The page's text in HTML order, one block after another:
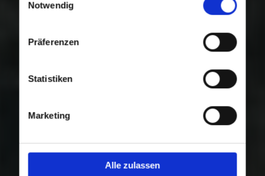
Nutzung der Dienste gesammelt haben.
Notwendig
Präferenzen
Statistiken
Marketing
Alle zulassen